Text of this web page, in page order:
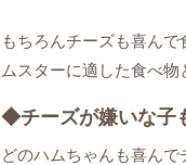
もちろんチーズも喜ん
ムスターに適した食べ物
◆チーズが嫌いな子
どのハムちゃんも喜ん